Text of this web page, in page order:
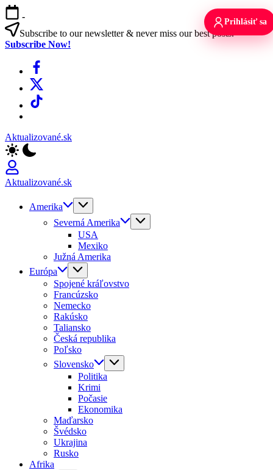
Skip
to
content
-
Subscribe to our newsletter & never miss our best posts.
Subscribe Now!
Facebook
X
TikTok
Aktualizované.sk
Aktualizované.sk
Amerika
Severná Amerika
USA
Mexiko
Južná Amerika
Európa
Spojené kráľovstvo
Francúzsko
Nemecko
Rakúsko
Taliansko
Česká republika
Poľsko
Slovensko
Politika
Krimi
Počasie
Ekonomika
Maďarsko
Švédsko
Ukrajina
Rusko
Afrika
Prihlásiť sa